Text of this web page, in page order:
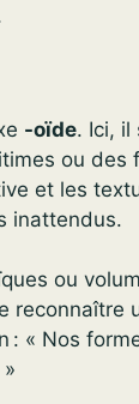
-oïde. Ici, il
ou des
et les
inattendus.
ou
reconnaître
: « Nos